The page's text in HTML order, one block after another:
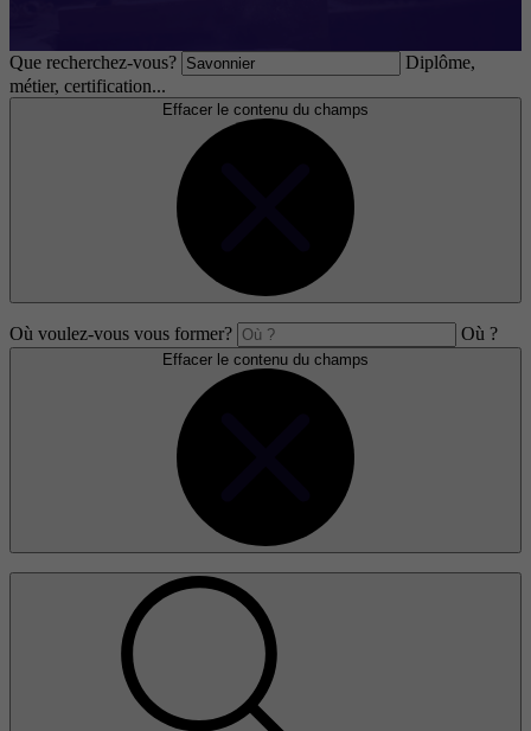
Que recherchez-vous?
Diplôme,
métier, certification...
Effacer le contenu du champs
Où voulez-vous vous former? Où ?
Effacer le contenu du champs